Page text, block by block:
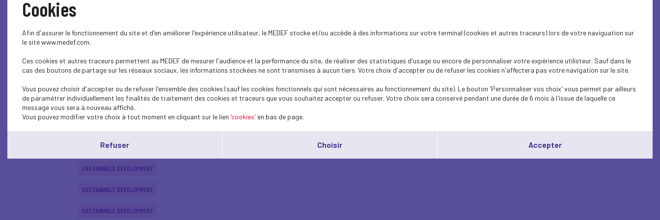
SUSTAINABLE DEVELOPMENT
SUSTAINABLE DEVELOPMENT
ECONOMY
SUSTAINABLE DEVELOPMENT
SUSTAINABLE DEVELOPMENT
SUSTAINABLE DEVELOPMENT
SUSTAINABLE DEVELOPMENT
Cookies
Afin d'assurer le fonctionnement du site et d'en améliorer l'expérience utilisateur, le MEDEF stocke et/ou accède à des informations sur votre terminal (cookies et autres traceurs) lors de votre naviguation sur
le site www.medef.com.
Ces cookies et autres traceurs permettent au MEDEF de mesurer l'audience et la performance du site, de réaliser des statistiques d'usage ou encore de personnaliser votre expérience utilisteur. Sauf dans le
cas des boutons de partage sur les réseaux sociaux, les informations stockées ne sont transmises à aucun tiers. Votre choix d'accepter ou de refuser les cookies n'affectera pas votre navigation sur le site.
Vous pouvez choisir d'accepter ou de refuser l'ensemble des cookies (sauf les cookies fonctionnels qui sont nécessaires au fonctionnement du site). Le bouton 'Personnaliser vos choix' vous permet par ailleurs
de paramétrer individuellement les finalités de traitement des cookies et traceurs que vous souhaitez accepter ou refuser. Votre choix sera conservé pendant une durée de 6 mois à l'issue de laquelle ce
message vous sera à nouveau affiché..
Vous pouvez modifier votre choix à tout moment en cliquant sur le lien 'cookies' en bas de page.
Refuser Choisir Accepter